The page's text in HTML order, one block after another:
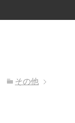
その他